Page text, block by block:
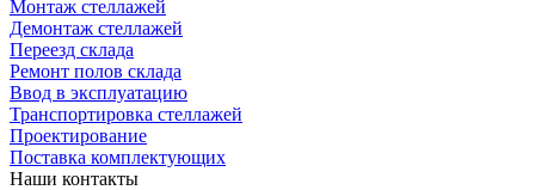
Монтаж стеллажей
Демонтаж стеллажей
Переезд склада
Ремонт полов склада
Ввод в эксплуатацию
Транспортировка стеллажей
Проектирование
Поставка комплектующих
Наши контакты